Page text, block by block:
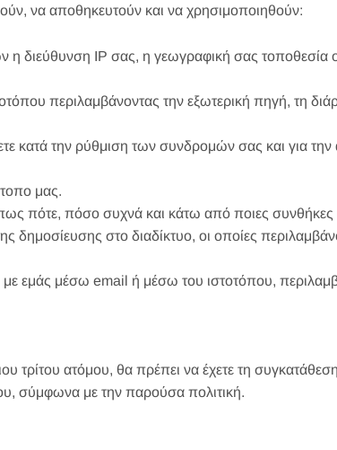
να αποθηκευτούν και να χρησιμοποιηθούν:
η διεύθυνση IP σας, η γεωγραφική σας τοποθεσία
περιλαμβάνοντας την εξωτερική πηγή, τη
κατά την ρύθμιση των συνδρομών σας και για
μας.
πότε, πόσο συχνά και κάτω από ποιες συνθήκες
δημοσίευσης στο διαδίκτυο, οι οποίες
εμάς μέσω email ή μέσω του ιστοτόπου,
ατόμου, θα πρέπει να έχετε τη
σύμφωνα με την παρούσα πολιτική.